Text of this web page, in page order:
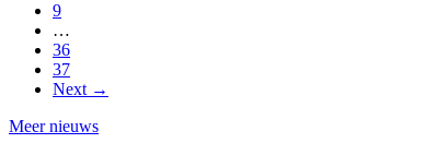
9
…
36
37
Next →
Meer nieuws